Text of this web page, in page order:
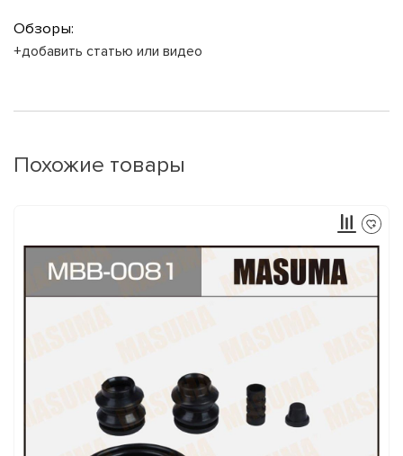
Обзоры:
+добавить статью или видео
Похожие товары